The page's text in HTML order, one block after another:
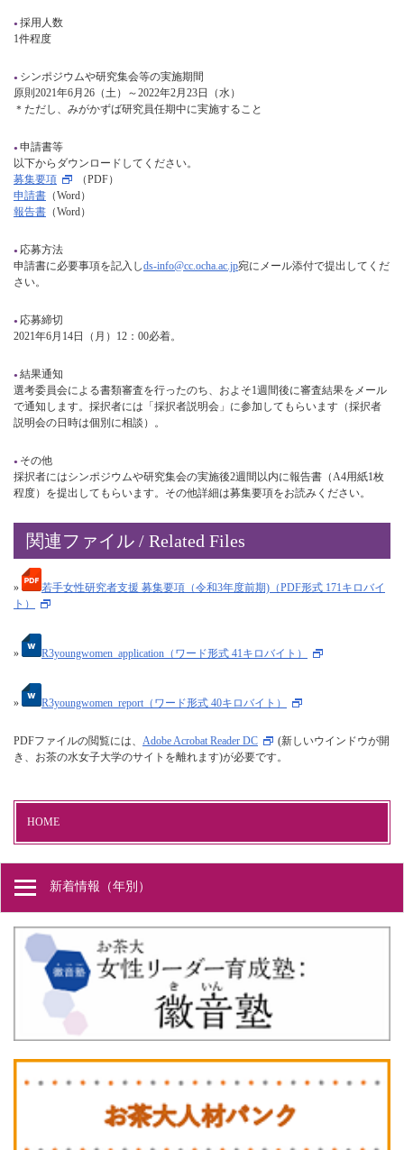
採用人数
1件程度
シンポジウムや研究集会等の実施期間
原則2021年6月26（土）～2022年2月23日（水）
＊ただし、みがかずば研究員任期中に実施すること
申請書等
以下からダウンロードしてください。
募集要項
（PDF）
申請書 （Word）
報告書 （Word）
応募方法
申請書に必要事項を記入しds-info@cc.ocha.ac.jp宛にメール添付で提出してくだ
さい。
応募締切
2021年6月14日（月）12：00必着。
結果通知
選考委員会による書類審査を行ったのち、およそ1週間後に審査結果をメール
で通知します。採択者には「採択者説明会」に参加してもらいます（採択者
説明会の日時は個別に相談）。
その他
採択者にはシンポジウムや研究集会の実施後2週間以内に報告書（A4用紙1枚
程度）を提出してもらいます。その他詳細は募集要項をお読みください。
関連ファイル / Related Files
»
若手女性研究者支援 募集要項（令和3年度前期)（PDF形式 171キロバイ
ト）
» R3youngwomen_application（ワード形式 41キロバイト）
» R3youngwomen_report（ワード形式 40キロバイト）
PDFファイルの閲覧には、 Adobe Acrobat Reader DC
(新しいウインドウが開
き、お茶の水女子大学のサイトを離れます)が必要です。
HOME
新着情報（年別）